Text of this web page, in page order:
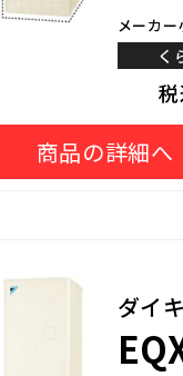
メーカー
く
商品の詳細へ
ダイ